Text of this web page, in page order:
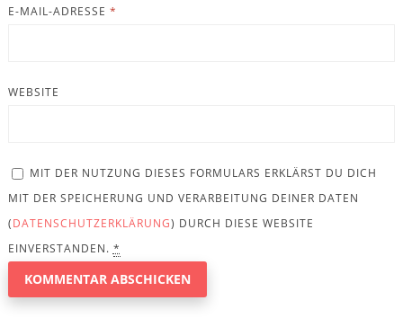
E-MAIL-ADRESSE *
WEBSITE
MIT DER NUTZUNG DIESES FORMULARS ERKLÄRST DU DICH
MIT DER SPEICHERUNG UND VERARBEITUNG DEINER DATEN
(DATENSCHUTZERKLÄRUNG) DURCH DIESE WEBSITE
EINVERSTANDEN. *